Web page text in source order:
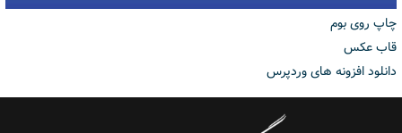
چاپ روی بوم
قاب عکس
دانلود افزونه های وردپرس